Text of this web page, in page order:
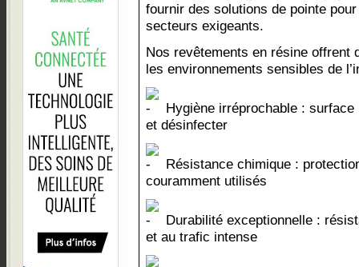
fournir des solutions de pointe
secteurs exigeants.
Nos revêtements en résine offrent
les environnements sensibles de
Hygiène irréprochable :
et désinfecter
Résistance chimique :
couramment utilisés
Durabilité exceptionnelle :
et au trafic intense